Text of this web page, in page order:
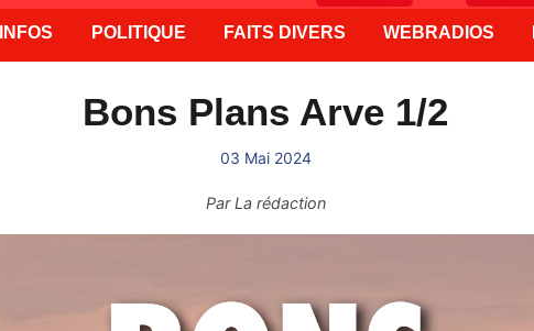
INFOS POLITIQUE FAITS DIVERS WEBRADIOS
Bons Plans Arve 1/2
03 Mai 2024
ParLa rédaction